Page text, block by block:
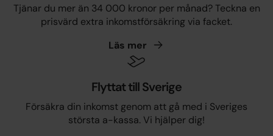
Tjänar du mer än 34 000 kronor per månad? Teckna en
prisvärd extra inkomstförsäkring via facket.
Läs mer
Flyttat till Sverige
Försäkra din inkomst genom att gå med i Sveriges
största a-kassa. Vi hjälper dig!